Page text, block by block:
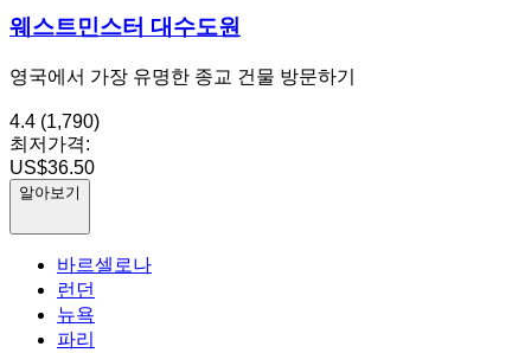
웨스트민스터 대수도원
영국에서 가장 유명한 종교 건물 방문하기
4.4 (1,790)
최저가격:
US$36.50
알아보기
바르셀로나
런던
뉴욕
파리